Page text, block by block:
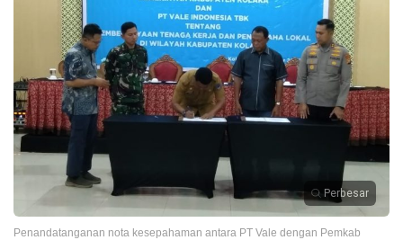
Perbesar
Penandatanganan nota kesepahaman antara PT Vale dengan Pemkab